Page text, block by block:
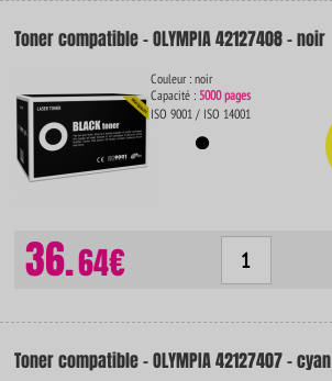
Toner compatible - OLYMPIA 42127408 - noir
Couleur : noir
Capacité :5000 pages
ISO 9001 / ISO 14001
36.64€
Toner compatible - OLYMPIA 42127407 - cyan